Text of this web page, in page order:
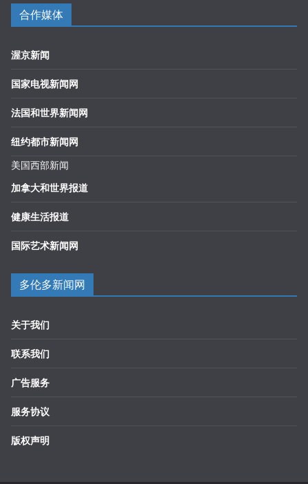
合作媒体
渥京新闻
国家电视新闻网
法国和世界新闻网
纽约都市新闻网
美国西部新闻
加拿大和世界报道
健康生活报道
国际艺术新闻网
多伦多新闻网
关于我们
联系我们
广告服务
服务协议
版权声明